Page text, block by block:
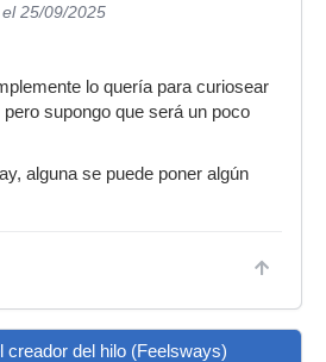
el 25/09/2025
lo quería para curiosear
supongo que será un poco
alguna se puede poner algún
creador del hilo (Feelsways)